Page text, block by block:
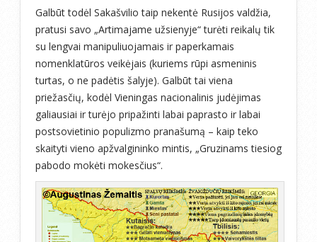
Galbūt todėl Sakašvilio taip nekentė Rusijos valdžia,
pratusi savo „Artimajame užsienyje“ turėti reikalų tik
su lengvai manipuliuojamais ir paperkamais
nomenklatūros veikėjais (kuriems rūpi asmeninis
turtas, o ne padėtis šalyje). Galbūt tai viena
priežasčių, kodėl Vieningas nacionalinis judėjimas
galiausiai ir turėjo pripažinti labai paprasto ir labai
postsovietinio populizmo pranašumą – kaip teko
skaityti vieno apžvalgininko mintis, „Gruzinams tiesiog
pabodo mokėti mokesčius“.